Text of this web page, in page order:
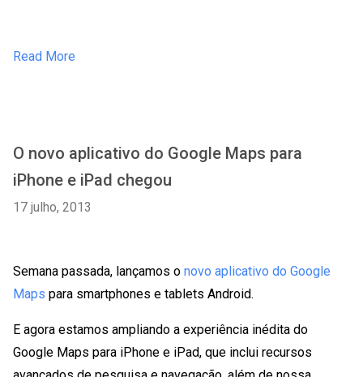
Read More
O novo aplicativo do Google Maps para
iPhone e iPad chegou
17 julho, 2013
Semana passada, lançamos o novo aplicativo do Google
Maps para smartphones e tablets Android.
E agora estamos ampliando a experiência inédita do
Google Maps para iPhone e iPad, que inclui recursos